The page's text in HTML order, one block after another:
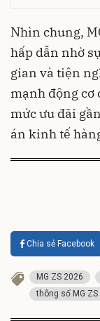
Nhìn chung,
hấp dẫn nhờ
gian và tiện
mạnh động cơ
mức ưu đãi
án kinh tế
Chia sẻ Facebook
MG ZS 2026
thông số MG ZS